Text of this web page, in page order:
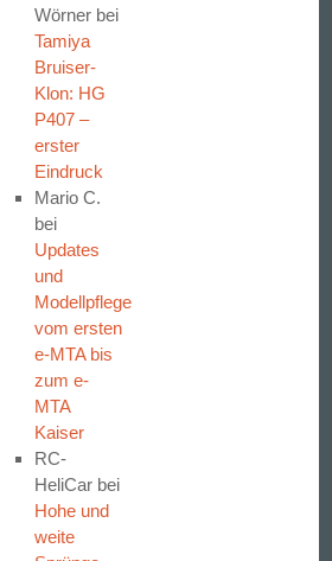
Wörner bei
Tamiya
Bruiser-
Klon: HG
P407 –
erster
Eindruck
Mario C.
bei
Updates
und
Modellpflege
vom ersten
e-MTA bis
zum e-
MTA
Kaiser
RC-
HeliCar bei
Hohe und
weite